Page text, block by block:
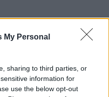
My Personal
sharing to third parties, or
information for
use the below opt-out